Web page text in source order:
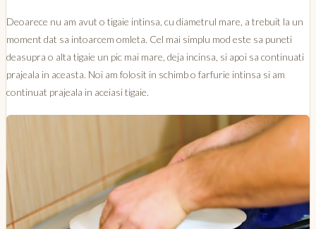
Deoarece nu am avut o tigaie intinsa, cu diametrul mare, a trebuit la un
moment dat sa intoarcem omleta. Cel mai simplu mod este sa puneti
deasupra o alta tigaie un pic mai mare, deja incinsa, si apoi sa continuati
prajeala in aceasta. Noi am folosit in schimb o farfurie intinsa si am
continuat prajeala in aceiasi tigaie.